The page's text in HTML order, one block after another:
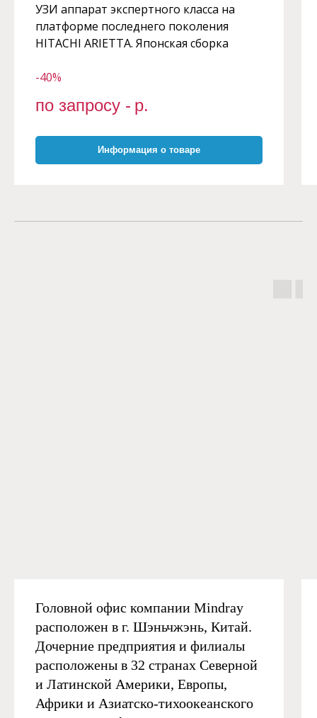
УЗИ аппарат экспертного класса на
платформе последнего поколения
HITACHI ARIETTA. Японская сборка
-40%
по запросу - р.
Информация о товаре
Головной офис компании Mindray
расположен в г. Шэньчжэнь, Китай.
Дочерние предприятия и филиалы
расположены в 32 странах Северной
и Латинской Америки, Европы,
Африки и Азиатско-тихоокеанского